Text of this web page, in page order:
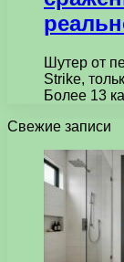
Шутер от
Strike,
Более 13
Свежие записи